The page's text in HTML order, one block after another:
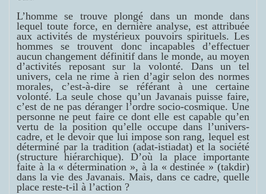
L’homme se trouve plongé dans un monde dans
lequel toute force, en dernière analyse, est attribuée
aux activités de mystérieux pouvoirs spirituels. Les
hommes se trouvent donc incapables d’effectuer
aucun changement définitif dans le monde, au moyen
d’activités reposant sur la volonté. Dans un tel
univers, cela ne rime à rien d’agir selon des normes
morales, c’est-à-dire se référant à une certaine
volonté. La seule chose qu’un Javanais puisse faire,
c’est de ne pas déranger l’ordre socio-cosmique. Une
personne ne peut faire ce dont elle est capable qu’en
vertu de la position qu’elle occupe dans l’univers-
cadre, et le devoir que lui impose son rang, lequel est
déterminé par la tradition (adat-istiadat) et la société
(structure hiérarchique). D’où la place importante
faite à la « détermination », à la « destinée » (takdir)
dans la vie des Javanais. Mais, dans ce cadre, quelle
place reste-t-il à l’action ?